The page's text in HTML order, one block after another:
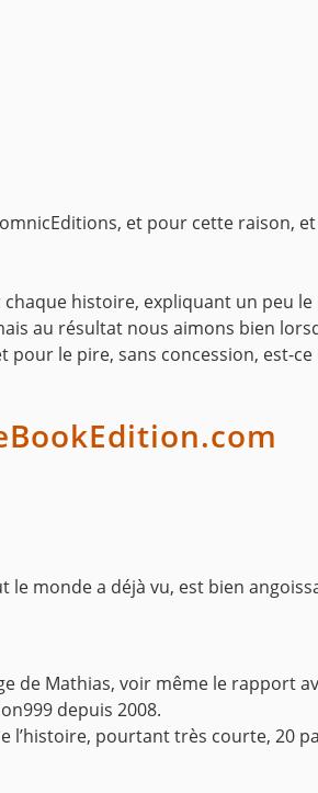
et pour cette raison,
histoire, expliquant un peu
au résultat nous aimons bien
le pire, sans concession, est-
monde a déjà vu, est bien
de Mathias, voir même le rapport
depuis 2008.
l’histoire, pourtant très courte, 20